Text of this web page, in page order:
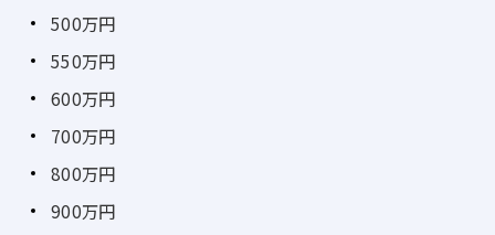
500万円
550万円
600万円
700万円
800万円
900万円